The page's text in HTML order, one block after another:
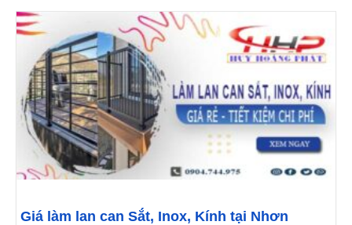
Giá làm lan can Sắt, Inox, Kính tại Nhơn